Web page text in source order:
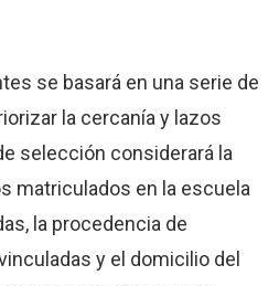
se basará en una serie de
la cercanía y lazos
selección considerará la
matriculados en la escuela
la procedencia de
y el domicilio del